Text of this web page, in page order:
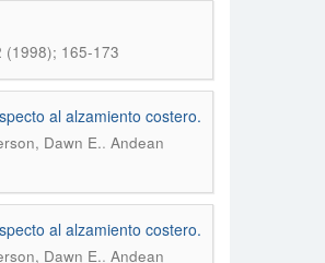
(1998); 165-173
al alzamiento costero.
Dawn E.. Andean
al alzamiento costero.
Dawn E.. Andean